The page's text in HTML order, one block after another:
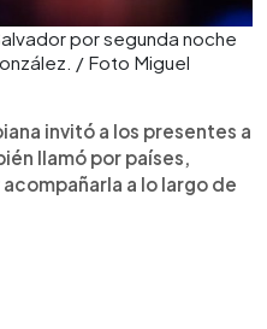
por segunda noche
/ Foto Miguel
invitó a los presentes a
llamó por países,
a lo largo de